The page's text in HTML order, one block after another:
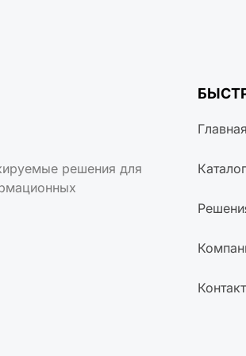
решения для
Главная
Каталог